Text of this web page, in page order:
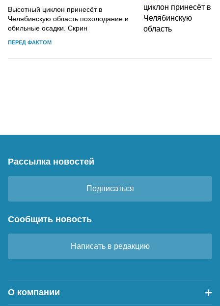
Высотный циклон принесёт в
Челябинскую область похолодание и
обильные осадки. Скрин
ПЕРЕД ФАКТОМ
Рассылка новостей
Подписаться
Сообщить новость
Написать в редакцию
О компании